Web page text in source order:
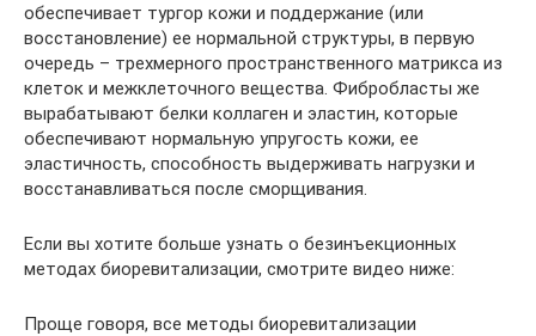
обеспечивает тургор кожи и поддержание (или
восстановление) ее нормальной структуры, в первую
очередь – трехмерного пространственного матрикса из
клеток и межклеточного вещества. Фибробласты же
вырабатывают белки коллаген и эластин, которые
обеспечивают нормальную упругость кожи, ее
эластичность, способность выдерживать нагрузки и
восстанавливаться после сморщивания.
Если вы хотите больше узнать о безинъекционных
методах биоревитализации, смотрите видео ниже:
Проще говоря, все методы биоревитализации